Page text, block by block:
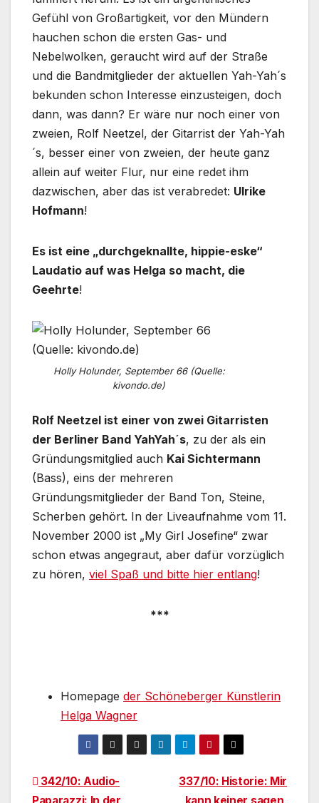
Gefühl von Großartigkeit, vor den Mündern
hauchen schon die ersten Gas- und
Nebelwolken, geraucht wird auf der Straße
und die Bandmitglieder der aktuellen Yah-Yah´s
bekunden schon Interesse einzusteigen, doch
dann, was dann? Er wäre nur noch einer von
zweien, Rolf Neetzel, der Gitarrist der Yah-Yah
´s, besser einer von zweien, der heute ganz
allein auf weiter Flur, nur eine redet ihm
dazwischen, aber das ist verabredet: Ulrike
Hofmann!
Es ist eine „durchgeknallte, hippie-eske“
Laudatio auf was Helga so macht, die
Geehrte!
Holly Holunder, September 66 (Quelle:
kivondo.de)
Rolf Neetzel ist einer von zwei Gitarristen
der Berliner Band YahYah´s, zu der als ein
Gründungsmitglied auch Kai Sichtermann
(Bass), eins der mehreren
Gründungsmitglieder der Band Ton, Steine,
Scherben gehört. In der Liveaufnahme vom 11.
November 2000 ist „My Girl Josefine“ zwar
schon etwas angegraut, aber dafür vorzüglich
zu hören, viel Spaß und bitte hier entlang!
***
Homepage der Schöneberger Künstlerin
Helga Wagner
Beitragsnavigation
337/10: Historie: Mir
342/10: Audio-